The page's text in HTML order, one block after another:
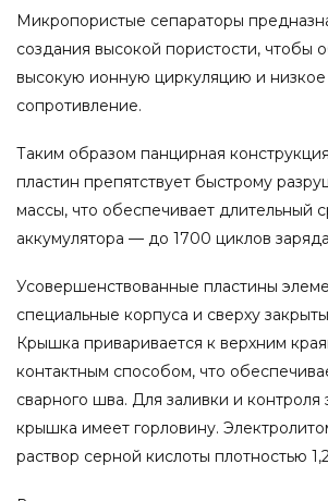
Микропористые сепараторы
создания высокой пористости, чтобы
высокую ионную циркуляцию и низкое
сопротивление.
Таким образом панцирная
пластин препятствует быстрому
массы, что обеспечивает длительный
аккумулятора — до 1700 циклов
Усовершенствованные пластины
специальные корпуса и сверху
Крышка приваривается к верхним
контактным способом, что
сварного шва. Для заливки и контроля
крышка имеет горловину.
раствор серной кислоты плотностью